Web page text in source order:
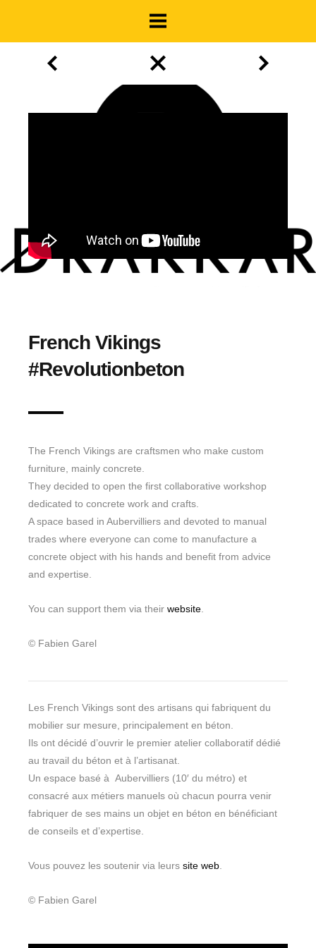
Work
Photography
French Vikings
#Revolutionbeton
The French Vikings are craftsmen who make custom
furniture, mainly concrete.
They decided to open the first collaborative workshop
dedicated to concrete work and crafts.
A space based in Aubervilliers and devoted to manual
trades where everyone can come to manufacture a
concrete object with his hands and benefit from advice
and expertise.
You can support them via their website
© Fabien Garel
Les French Vikings sont des artisans qui fabriquent du
mobilier sur mesure, principalement en béton.
Ils ont décidé d’ouvrir le premier atelier collaboratif dédié
au travail du béton et à l’artisanat.
Un espace basé à Aubervilliers (10′ du métro) et
consacré aux métiers manuels où chacun pourra venir
fabriquer de ses mains un objet en béton en bénéficiant
de conseils et d’expertise.
Vous pouvez les soutenir via leurs site web
© Fabien Garel